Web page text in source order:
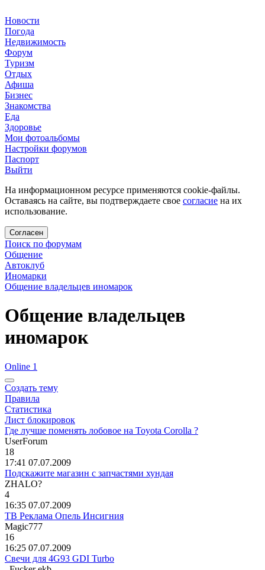
Новости
Погода
Недвижимость
Форум
Туризм
Отдых
Афиша
Бизнес
Знакомства
Еда
Здоровье
Мои фотоальбомы
Настройки форумов
Паспорт
Выйти
На информационном ресурсе применяются cookie-файлы.
Оставаясь на сайте, вы подтверждаете свое согласие на их
использование.
Согласен
Поиск по форумам
Общение
Автоклуб
Иномарки
Общение владельцев иномарок
Общение владельцев
иномарок
Online 1
Создать тему
Правила
Статистика
Лист блокировок
Где лучше поменять лобовое на Toyota Corolla ?
UserForum
18
17:41 07.07.2009
Подскажите магазин с запчастями хундая
ZHALO?
4
16:35 07.07.2009
ТВ Реклама Опель Инсигния
Magic777
16
16:25 07.07.2009
Свечи для 4G93 GDI Turbo